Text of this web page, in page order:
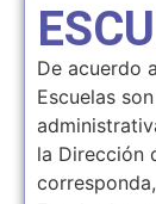
De acuerdo
Escuelas
la Dirección